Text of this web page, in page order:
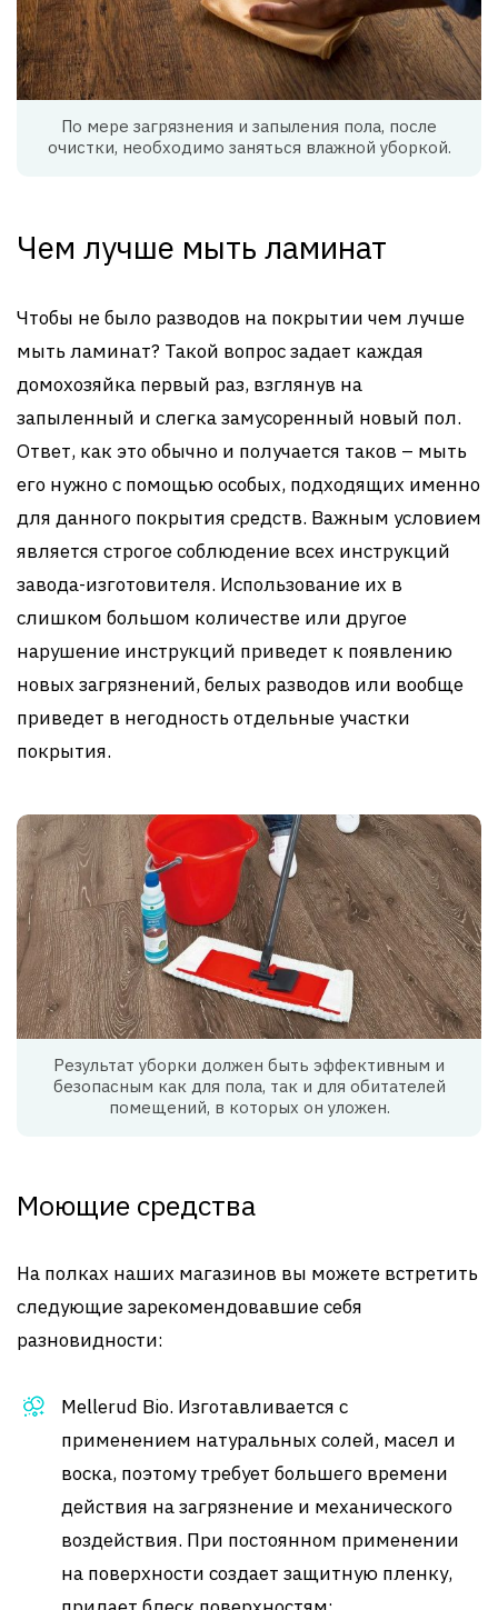
По мере загрязнения и запыления пола, после
очистки, необходимо заняться влажной уборкой.
Чем лучше мыть ламинат
Чтобы не было разводов на покрытии чем лучше
мыть ламинат? Такой вопрос задает каждая
домохозяйка первый раз, взглянув на
запыленный и слегка замусоренный новый пол.
Ответ, как это обычно и получается таков – мыть
его нужно с помощью особых, подходящих именно
для данного покрытия средств. Важным условием
является строгое соблюдение всех инструкций
завода-изготовителя. Использование их в
слишком большом количестве или другое
нарушение инструкций приведет к появлению
новых загрязнений, белых разводов или вообще
приведет в негодность отдельные участки
покрытия.
Результат уборки должен быть эффективным и
безопасным как для пола, так и для обитателей
помещений, в которых он уложен.
Моющие средства
На полках наших магазинов вы можете встретить
следующие зарекомендовавшие себя
разновидности:
Mellerud Bio. Изготавливается с
применением натуральных солей, масел и
воска, поэтому требует большего времени
действия на загрязнение и механического
воздействия. При постоянном применении
на поверхности создает защитную пленку,